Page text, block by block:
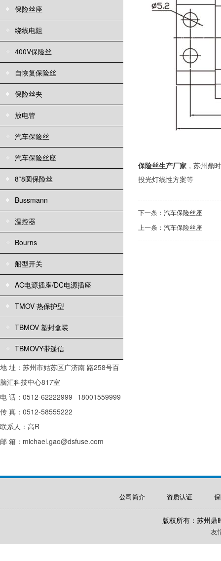
保险丝座
绕线电阻
400V保险丝
自恢复保险丝
保险丝夹
放电管
汽车保险丝
汽车保险丝座
8*8圆保险丝
Bussmann
温控器
Bourns
船型开关
AC电源插座/DC电源插座
TMOV 热保护型
TBMOV 塑封盒装
TBMOVY带遥信
地 址：苏州市姑苏区广济南 路258号百
脑汇科技中心817室
电 话：0512-62222999 18001559999
传 真：0512-58555222
联系人：高R
邮 箱：michael.gao@dsfuse.com
保险丝生产厂家 ，苏州鼎
投光灯线性方案等
下一条： 汽车保险丝座
上一条： 汽车保险丝座
公司简介 资质认证
版权所有：苏州
友